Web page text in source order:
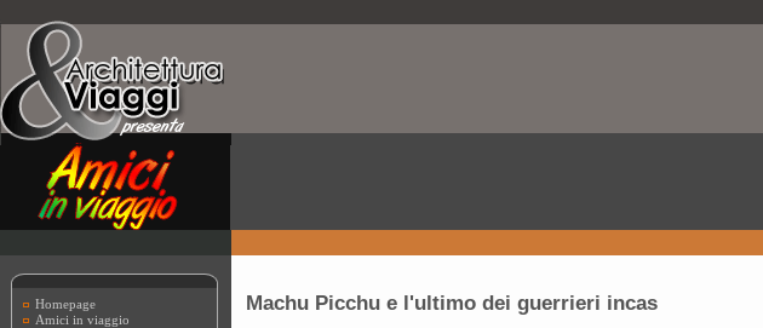
Homepage
Amici in viaggio
Machu Picchu e l'ultimo dei guerrieri incas